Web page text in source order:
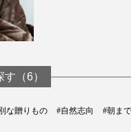
（6）
な贈りもの #自然志向
#朝ま